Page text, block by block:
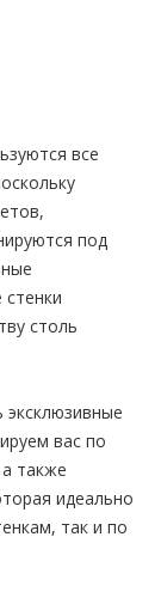
все
под
столь
вас по
также
идеально
так и по